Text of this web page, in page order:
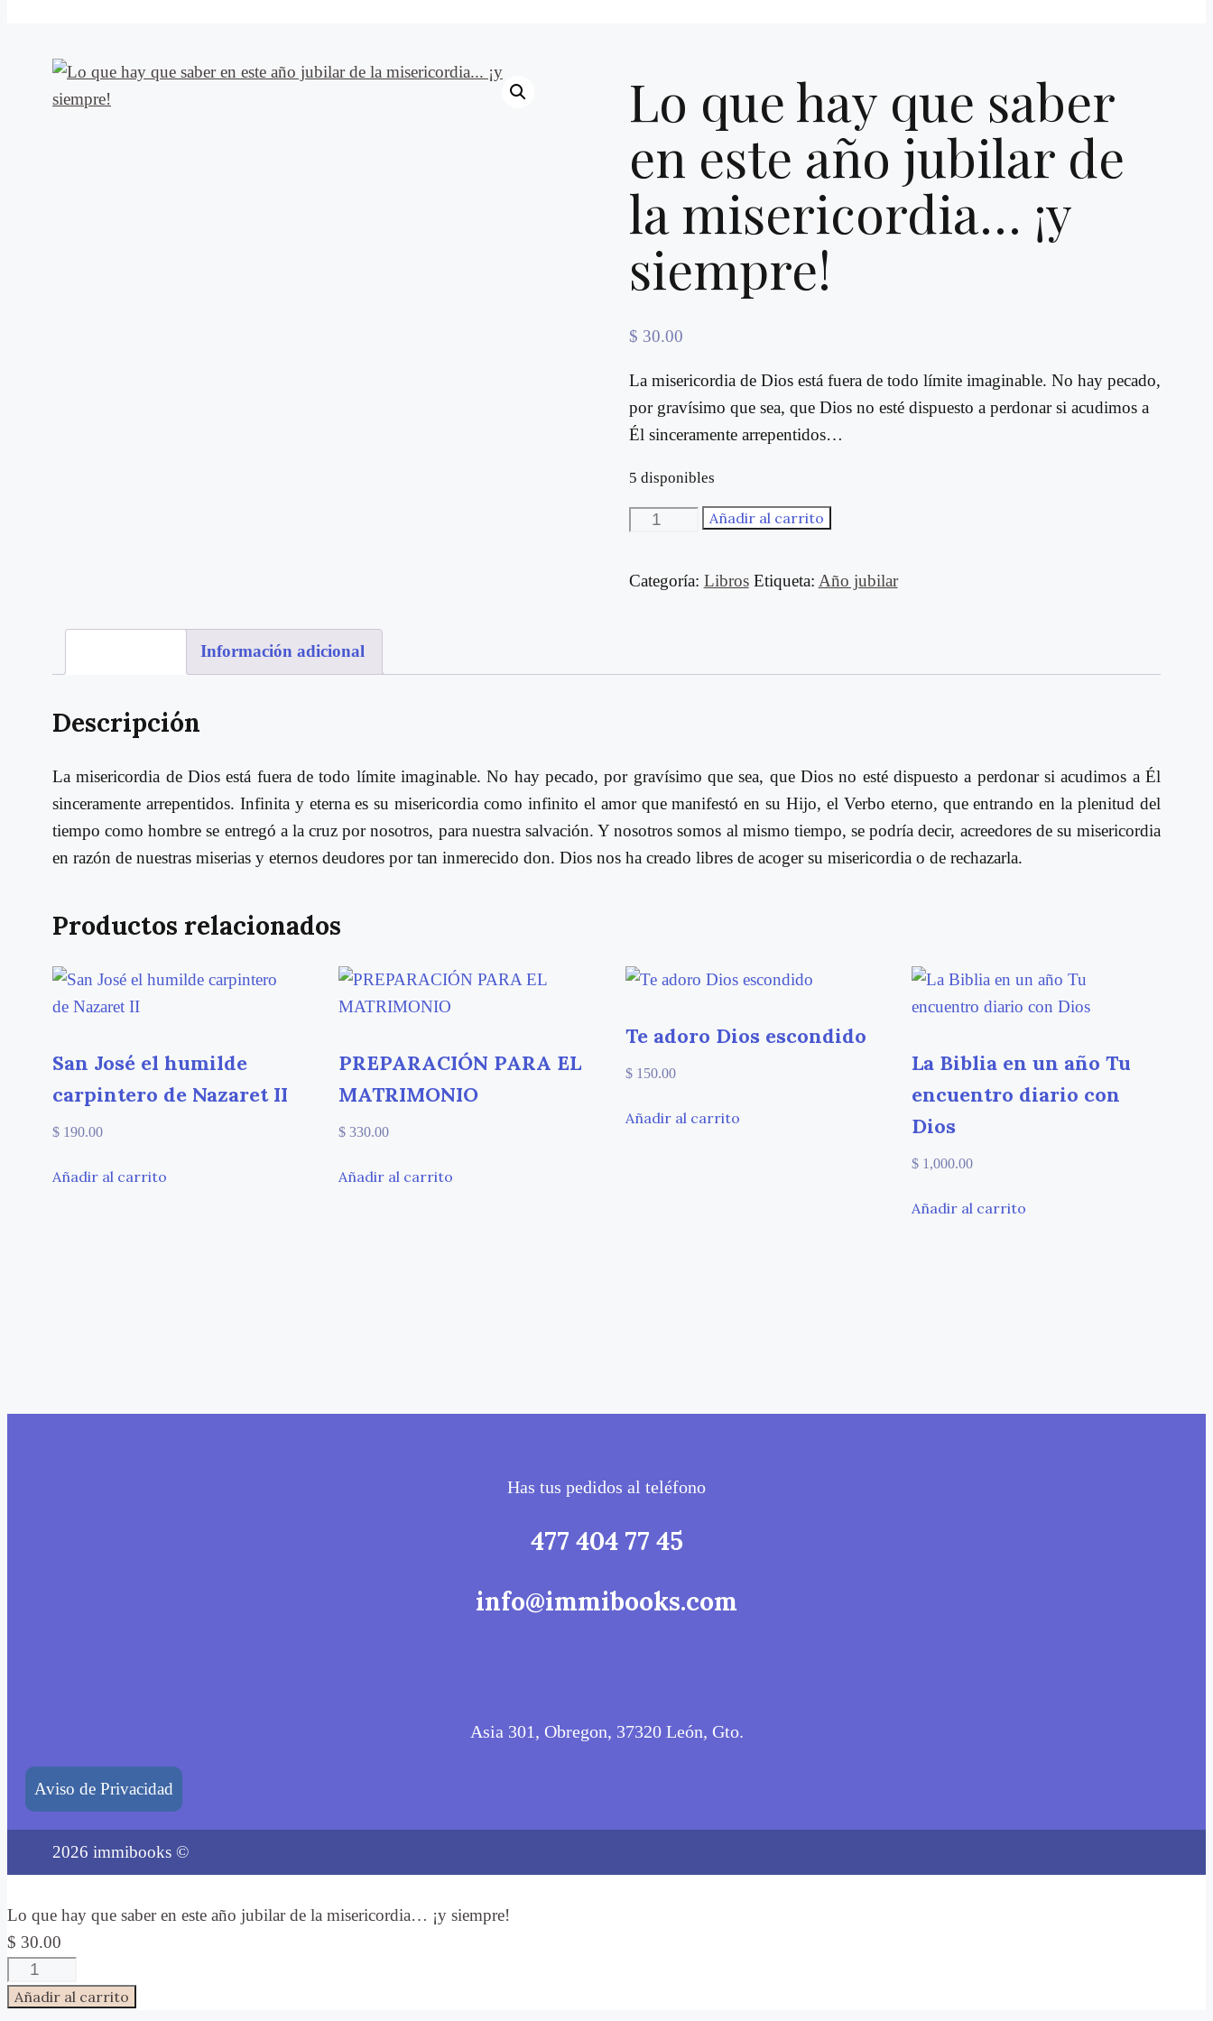
Lo que hay que saber
en este año jubilar de
la misericordia… ¡y
siempre!
$ 30.00
La misericordia de Dios está fuera de todo límite imaginable. No hay pecado,
por gravísimo que sea, que Dios no esté dispuesto a perdonar si acudimos a
Él sinceramente arrepentidos…
5 disponibles
hay
este
la
misericordia...
¡y
siempre!
Añadir al carrito
Categoría: Libros Etiqueta: Año jubilar
Información adicional
Descripción
La misericordia de Dios está fuera de todo límite imaginable. No hay pecado, por gravísimo que sea, que Dios no esté dispuesto a perdonar si acudimos a Él
sinceramente arrepentidos. Infinita y eterna es su misericordia como infinito el amor que manifestó en su Hijo, el Verbo eterno, que entrando en la plenitud del
tiempo como hombre se entregó a la cruz por nosotros, para nuestra salvación. Y nosotros somos al mismo tiempo, se podría decir, acreedores de su misericordia
en razón de nuestras miserias y eternos deudores por tan inmerecido don. Dios nos ha creado libres de acoger su misericordia o de rechazarla.
Productos relacionados
San José el humilde
carpintero de Nazaret II
$ 190.00
Añadir al carrito
PREPARACIÓN PARA EL
MATRIMONIO
$ 330.00
Añadir al carrito
Te adoro Dios escondido
$150.00
Añadir al carrito
La Biblia en un año Tu
encuentro diario con
Dios
$ 1,000.00
Añadir al carrito
Has tus pedidos al teléfono
477 404 77 45
info@immibooks.com
Asia 301, Obregon, 37320 León, Gto.
Aviso de Privacidad
2026 immibooks ©
Lo que hay que saber en este año jubilar de la misericordia… ¡y siempre!
$ 30.00
que
Añadir al carrito